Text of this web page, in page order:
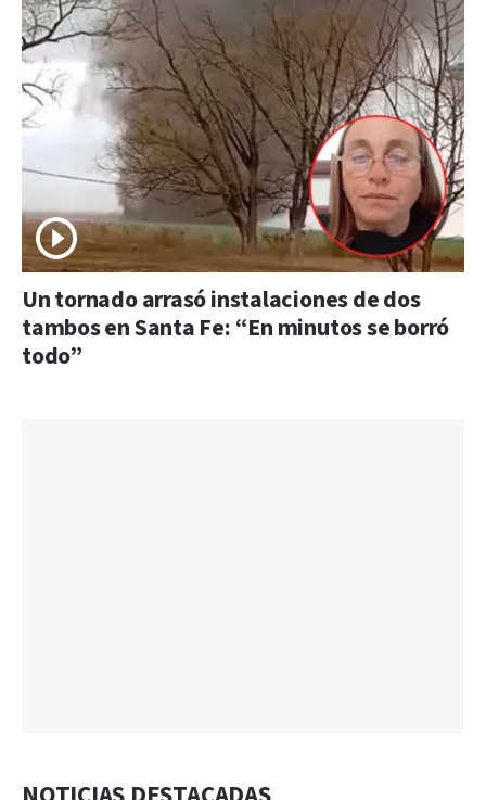
Un tornado arrasó instalaciones de dos
tambos en Santa Fe: “En minutos se borró
todo”